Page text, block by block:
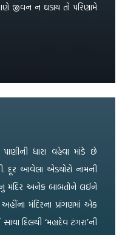
જીવન ન ઘડાય તો પરિણામે
ધારા વહેવા માંડે છે
દૂર આવેલા એડચોરો નામની
મંદિર અનેક બાબતોને લઈને
મંદિરના પ્રાંગણમાં એક
દિલથી ‘મહાદેવ ટંગરા’ની